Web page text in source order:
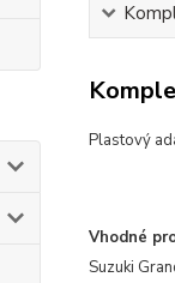
Plastový
Vhodné
Suzuki